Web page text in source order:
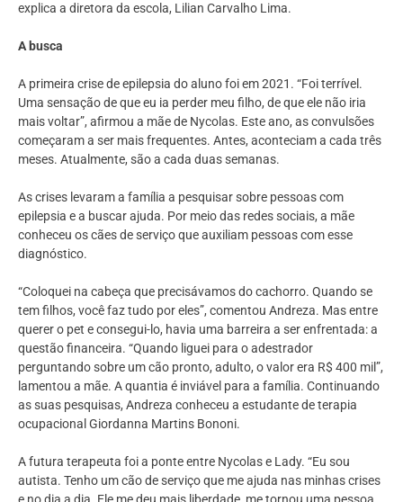
explica a diretora da escola, Lilian Carvalho Lima.
A busca
A primeira crise de epilepsia do aluno foi em 2021. “Foi terrível.
Uma sensação de que eu ia perder meu filho, de que ele não iria
mais voltar”, afirmou a mãe de Nycolas. Este ano, as convulsões
começaram a ser mais frequentes. Antes, aconteciam a cada três
meses. Atualmente, são a cada duas semanas.
As crises levaram a família a pesquisar sobre pessoas com
epilepsia e a buscar ajuda. Por meio das redes sociais, a mãe
conheceu os cães de serviço que auxiliam pessoas com esse
diagnóstico.
“Coloquei na cabeça que precisávamos do cachorro. Quando se
tem filhos, você faz tudo por eles”, comentou Andreza. Mas entre
querer o pet e consegui-lo, havia uma barreira a ser enfrentada: a
questão financeira. “Quando liguei para o adestrador
perguntando sobre um cão pronto, adulto, o valor era R$ 400 mil”,
lamentou a mãe. A quantia é inviável para a família. Continuando
as suas pesquisas, Andreza conheceu a estudante de terapia
ocupacional Giordanna Martins Bononi.
A futura terapeuta foi a ponte entre Nycolas e Lady. “Eu sou
autista. Tenho um cão de serviço que me ajuda nas minhas crises